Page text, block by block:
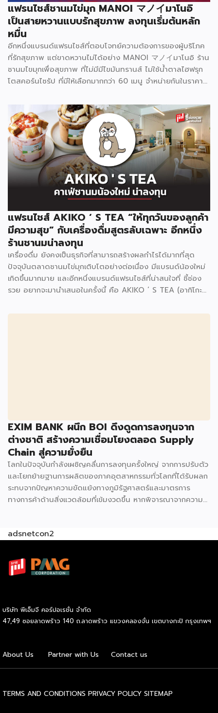
แฟรนไชส์ชานมไข่มุก MANOI マノイมาโนอิ
เป็นสายหวานแบบรักสุขภาพ ลงทุนเริ่มต้นหลัก
หมื่น
อีกหนึ่งแบรนด์แฟรนไชส์ที่ตอบโจทย์ความต้องการของผู้บริโภค
ที่รักสุขภาพ แต่ขาดหวานไม่ได้อย่าง MANOI マノイมาโนอิ ร้าน
ชานมไขมุกเพื่อสุขภาพ ที่ไม่มีมีไขมันทรานส์ ไม่ใช้น้ำตาลไฮฟรุก
โตสคอร์นไซรัป ที่มีให้เลือกมากกว่า 60 เมนู จำหน่ายกันในราคา
ประเทศ MANOI マノイมาโนอิ สร้างความโดดเด่นที่ไม่เหมือน
ใครด้วยคอนเซ็ปต์หลักคือ “เครื่องดื่มที่ไม่ทำร้ายสุขภาพ” และ
พัฒนาสูตรเครื่องดื่มที่ใช้ความหวานจากธรรมชาติที่ช่วยเผาผลาญ
ได้จริง มาใช้ทดแทนน้ำตาลไฮฟรุกโตสคอร์นไซรัป ซึ่งเป็นน้ำตาล
สังเคราะห์ที่ก่อให้เกิดโรคได้หลายอย่าง เช่น โรคหัวใจ ความดัน
เบาหวาน ไขมันพอกตับ รวมถึงการเลือกใช้วัตถุดิบไม่มีไขมัน
ทรานส์ ไม่ใส่สารกันบูด ส่วนชาและไข่มุกก็ต้มสดใหม่วันต่อวันอีก
ด้วย ปัจจุบันมีเมนูให้เลือกมากกว่า 60 เมนู นอกจากเมนูชานม
ไข่มุกที่เป็นกลุ่มชาใต้หวัน กลุ่มนมสด กลุ่มชาผลไม้ กลุ่มโซดา
หอมกลมกล่อมหวานกำลังดี ยังมีโกโก้พรีเมียมเข้มข้น กาแฟสด
จากไร่ของเกษตรในชุมชน มัทฉะแท้100% จากเมืองนิชิโอะ
ประเทศญี่ปุ่น กลุ่มชาไทยสไตล์แบบไทยไทย กลุ่ม Topping และ
เมนูใหม่ ๆ ตามเทศกาล รวมถึงชาหมักเพื่อสุขภาพ KOMBUCHA
จำหน่ายในราคาเริ่มต้น 25 บาท […]
แฟรนไชส์ AKIKO ‘ S TEA “ให้ทุกวันของลูกค้า
มีความสุข” กับเครื่องดื่มสูตรลับเฉพาะ อีกหนึ่ง
ร้านชานมน่าลงทุน
เครื่องดื่ม ยังคงเป็นธุรกิจที่สามารถสร้างผลกำไรได้มากที่สุด
ปัจจุบันตลาดชานมไข่มุกเติบโตอย่างต่อเนื่อง มีแบรนด์น้องใหม่
เกิดขึ้นมากมาย และอีกหนึ่งแบรนด์แฟรนไชส์ที่น่าสนใจที่ ชี้ช่อง
รวย อยากจะมานำเสนอในครั้งนี้ คือ AKIKO ‘ S TEA (อากิโกะที)
AKIKO ‘ S TEA สร้างจุดเด่นด้วยการมีเมนูให้เลือกเยอะถึง 90
ต้องการให้เครื่องดื่มแต่ละเมนูมีรสชาติที่ดี […]
EXIM BANK ผนึก BOI ดึงดูดการลงทุนจาก
ต่างชาติ สร้างความเชื่อมโยงตลอด Supply
Chain สู่ความยั่งยืน
โลกในปัจจุบันกำลังเผชิญคลื่นการลงทุนครั้งใหญ่ จากการปรับตัว
และโยกย้ายฐานการผลิตของภาคอุตสาหกรรมทั่วโลกที่ได้รับผลก
ระทบจากปัญหาความขัดแย้งทางภูมิรัฐศาสตร์และมาตรการ
ทางการค้าด้านสิ่งแวดล้อมที่เข้มงวดขึ้น หากพิจารณาจากความ
ต่างชาติเข้ามาสร้างฐานอุตสาหกรรมใหม่ เพื่อขับเคลื่อนการ
เรื่องง่าย ไทยต้องแข่งขันกับอีกหลายประเทศที่ต้องการดึงดูด
เม็ดเงินลงทุนเพื่อสร้างฐานอุตสาหกรรมในประเทศของตัวเองเช่น
มาขับเคลื่อนเศรษฐกิจไทยในระยะยาวมีอยู่ราว 4-5 สาขา ประกอบ
ด้วย รถยนต์ไฟฟ้า (EV) เซมิคอนดักเตอร์ ดิจิทัล และสำนักงาน
ภูมิภาค โดยในส่วนของ EV ปัจจุบันมีบริษัทผู้ผลิตจากจีนเข้ามา
ผลิตชิ้นส่วนไทยให้มาอยู่ใน Supply Chain จากการกำหนด
การลงทุนในอุตสาหกรรมอิเล็กทรอนิกส์แบบต้นน้ำขนาดใหญ่ เช่น
adsnetcon2
บริษัท พีเอ็มจี คอร์ปอเรชั่น จำกัด
47,49 ซอยลาดพร้าว 140 ถ.ลาดพร้าว แขวงคลองจั่น เขตบางกะปิ กรุงเทพฯ
About Us Partner with Us Contact us
TERMS AND CONDITIONS PRIVACY POLICY SITEMAP